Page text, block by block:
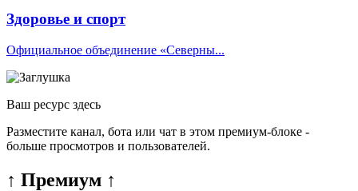
Здоровье и спорт
Официальное объединение «Северны...
Ваш ресурс здесь
Разместите канал, бота или чат в этом премиум-блоке -
больше просмотров и пользователей.
↑ Премиум ↑